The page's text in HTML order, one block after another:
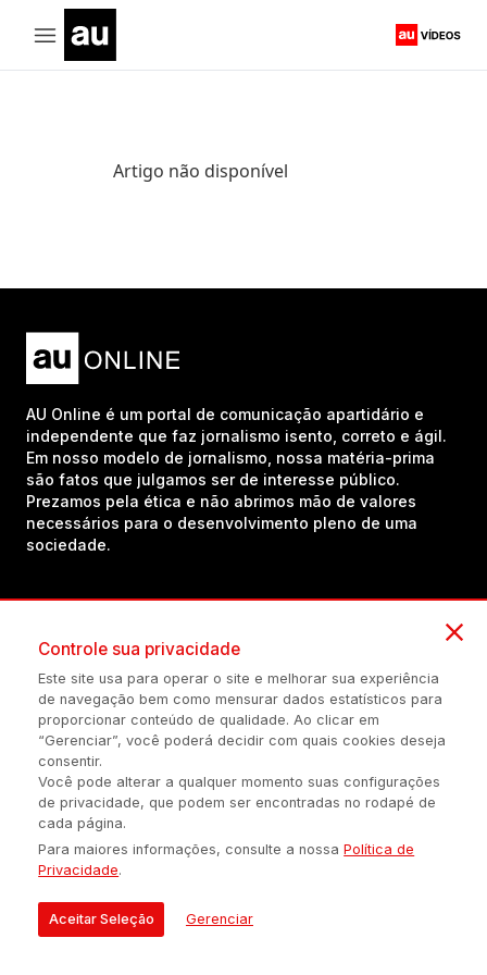
Artigo não disponível
AU Online é um portal de comunicação apartidário e
independente que faz jornalismo isento, correto e ágil.
Em nosso modelo de jornalismo, nossa matéria-prima
são fatos que julgamos ser de interesse público.
Prezamos pela ética e não abrimos mão de valores
necessários para o desenvolvimento pleno de uma
sociedade.
(54) 98434-8385
Política de privacidade Configuração de Cookies Quem Somos
É proibida a reprodução do conteúdo desta página em qualquer
meio de comunicação, eletrônico ou impreso, sem autorização
escrita de Auonline Comunicação Eireli.
© 2026 AUONLINE COMUNICAÇÃO EIRELI - CNPJ: 17.375.200/0001-
21
Controle sua privacidade
Este site usa para operar o site e melhorar sua experiência
de navegação bem como mensurar dados estatísticos para
proporcionar conteúdo de qualidade. Ao clicar em
“Gerenciar”, você poderá decidir com quais cookies deseja
consentir.
Você pode alterar a qualquer momento suas configurações
de privacidade, que podem ser encontradas no rodapé de
cada página.
Para maiores informações, consulte a nossaPolítica de
Privacidade.
Aceitar Seleção Gerenciar